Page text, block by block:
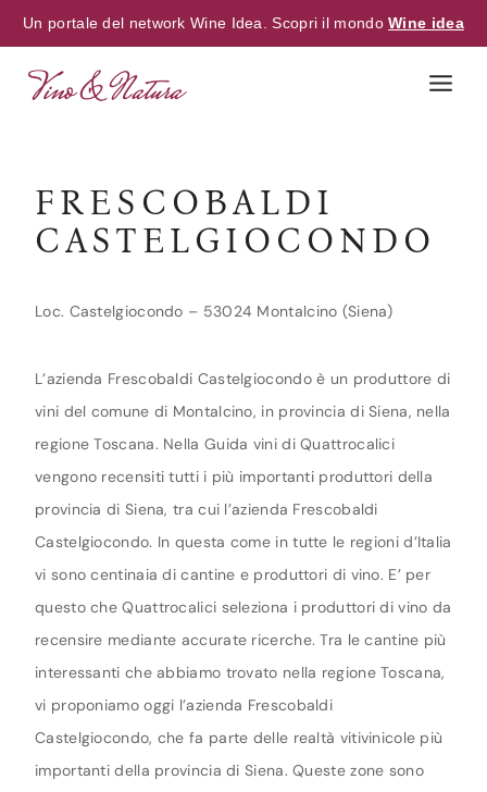
Un portale del network Wine Idea. Scopri il mondoWine idea
FRESCOBALDI
CASTELGIOCONDO
Loc. Castelgiocondo – 53024 Montalcino (Siena)
L’azienda Frescobaldi Castelgiocondo è un produttore di
vini del comune di Montalcino, in provincia di Siena, nella
regione Toscana. Nella Guida vini di Quattrocalici
vengono recensiti tutti i più importanti produttori della
provincia di Siena, tra cui l’azienda Frescobaldi
Castelgiocondo. In questa come in tutte le regioni d’Italia
vi sono centinaia di cantine e produttori di vino. E’ per
questo che Quattrocalici seleziona i produttori di vino da
recensire mediante accurate ricerche. Tra le cantine più
interessanti che abbiamo trovato nella regione Toscana,
vi proponiamo oggi l’azienda Frescobaldi
Castelgiocondo, che fa parte delle realtà vitivinicole più
importanti della provincia di Siena. Queste zone sono